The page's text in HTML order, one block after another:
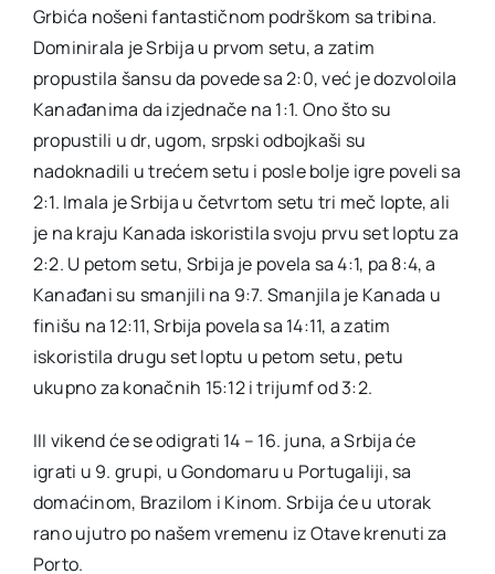
Grbića nošeni fantastičnom podrškom sa tribina.
Dominirala je Srbija u prvom setu, a zatim
propustila šansu da povede sa 2:0, već je dozvoloila
Kanađanima da izjednače na 1:1. Ono što su
propustili u dr, ugom, srpski odbojkaši su
nadoknadili u trećem setu i posle bolje igre poveli sa
2:1. Imala je Srbija u četvrtom setu tri meč lopte, ali
je na kraju Kanada iskoristila svoju prvu set loptu za
2:2. U petom setu, Srbija je povela sa 4:1, pa 8:4, a
Kanađani su smanjili na 9:7. Smanjila je Kanada u
finišu na 12:11, Srbija povela sa 14:11, a zatim
iskoristila drugu set loptu u petom setu, petu
ukupno za konačnih 15:12 i trijumf od 3:2.
III vikend će se odigrati 14 – 16. juna, a Srbija će
igrati u 9. grupi, u Gondomaru u Portugaliji, sa
domaćinom, Brazilom i Kinom. Srbija će u utorak
rano ujutro po našem vremenu iz Otave krenuti za
Porto.